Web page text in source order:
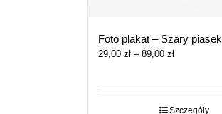
Foto plakat – Szary piasek
29,00 zł – 89,00 złZakres
29,00 zł
do
Szczegóły